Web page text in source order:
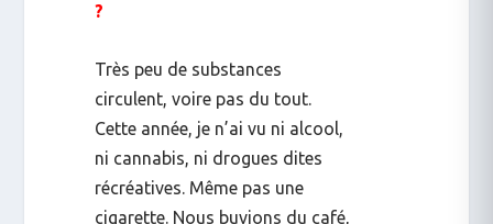
?
Très peu de substances
circulent, voire pas du tout.
Cette année, je n’ai vu ni alcool,
ni cannabis, ni drogues dites
récréatives. Même pas une
cigarette. Nous buvions du café,